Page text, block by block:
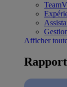
Afficher